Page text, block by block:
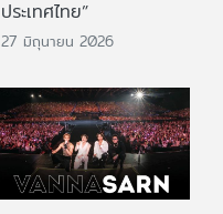
ประเทศไทย”
27 มิถุนายน 2026